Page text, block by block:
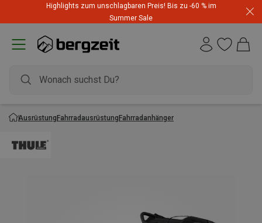
Highlights zum unschlagbaren Preis! Bis zu -60 % im
Summer Sale
AusrüstungFahrradausrüstungFahrradanhänger